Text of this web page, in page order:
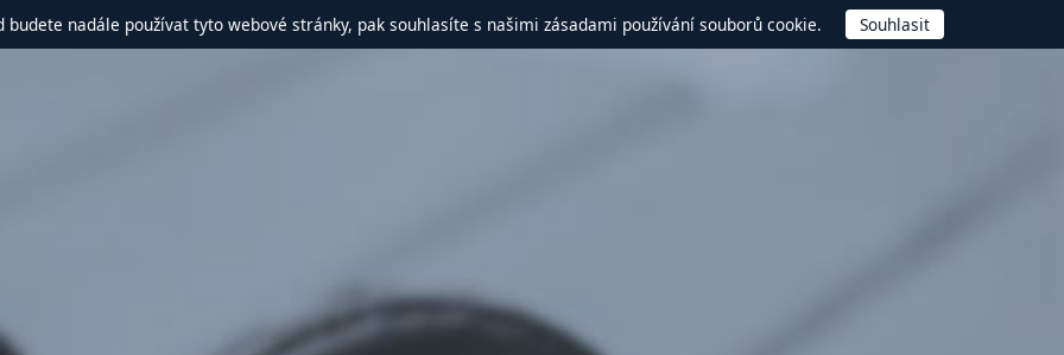
budete nadále používat tyto webové stránky, pak souhlasíte s našimi zásadami používání souborů cookie.